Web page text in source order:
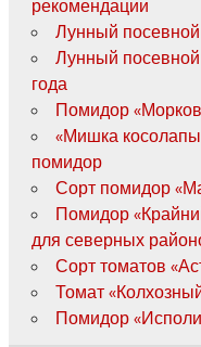
рекомендации
Лунный
Лунный
года
Помидор
«Мишка
помидор
Сорт помидор
Помидор
для северных
Сорт томатов
Томат
Помидор